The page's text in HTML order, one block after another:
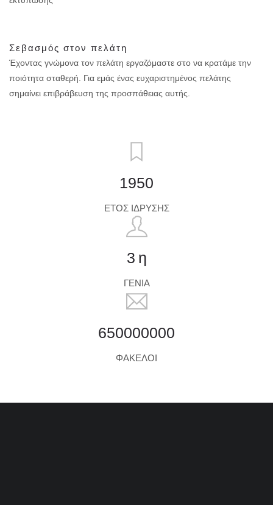
Σεβασμός στον πελάτη
Έχοντας γνώμονα τον πελάτη εργαζόμαστε στο να κρατάμε την
ποιότητα σταθερή. Για εμάς ένας ευχαριστημένος πελάτης
σημαίνει επιβράβευση της προσπάθειας αυτής.
1950
ΈΤΟΣ ΊΔΡΥΣΗΣ
3 η
ΓΕΝΙΆ
650000000
ΦΆΚΕΛΟΙ